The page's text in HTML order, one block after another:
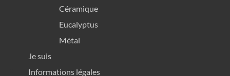
Céramique
Eucalyptus
Métal
Je suis
Informations légales